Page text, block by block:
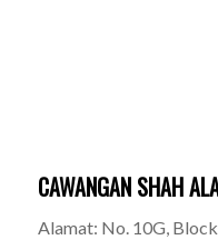
CAWANGAN SHAH
Alamat: No. 10G,